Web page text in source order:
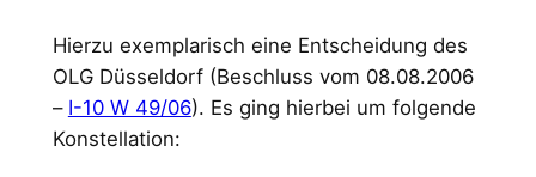
Hierzu exemplarisch eine Entscheidung des
OLG Düsseldorf (Beschluss vom 08.08.2006
– I-10 W 49/06). Es ging hierbei um folgende
Konstellation: